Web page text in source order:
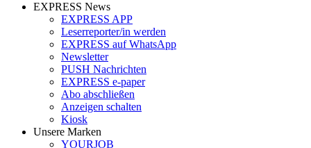
EXPRESS News
EXPRESS APP
Leserreporter/in werden
EXPRESS auf WhatsApp
Newsletter
PUSH Nachrichten
EXPRESS e-paper
Abo abschließen
Anzeigen schalten
Kiosk
Unsere Marken
YOURJOB